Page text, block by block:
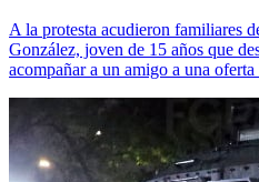
A la protesta acudieron familiares
González, joven de 15 años que
acompañar a un amigo a una oferta